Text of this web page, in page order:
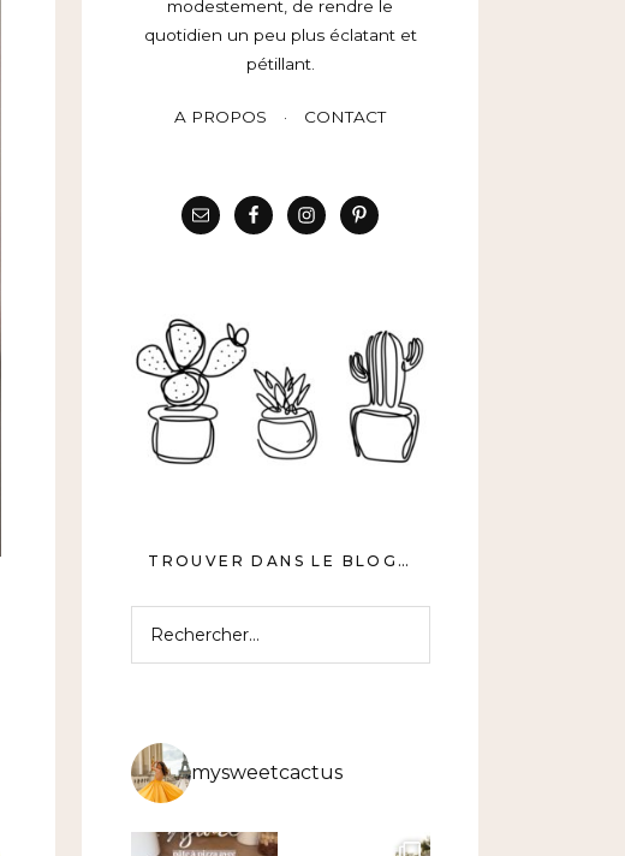
modestement, de rendre le
quotidien un peu plus éclatant et
pétillant.
A PROPOS CONTACT
TROUVER DANS LE BLOG…
mysweetcactus